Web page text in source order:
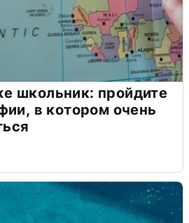
школьник: пройдите
в котором очень